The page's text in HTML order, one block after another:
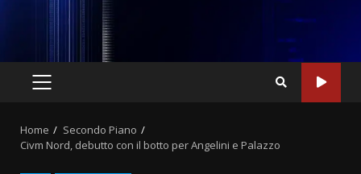
PRIMARY
Home
Secondo Piano
Civm Nord, debutto con il botto per Angelini e Palazzo